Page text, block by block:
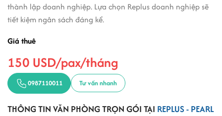
thành lập doanh nghiệp. Lựa chọn Replus doanh nghiệp sẽ
tiết kiệm ngân sách đáng kể.
Giá thuê
150 USD/pax/tháng
0987110011 Tư vấn nhanh
THÔNG TIN VĂN PHÒNG TRỌN GÓI TẠI REPLUS - PEARL